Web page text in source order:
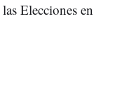
Elecciones en